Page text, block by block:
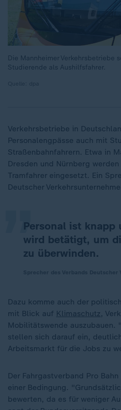
Die Mannheimer Verkehrsbetriebe
Studierende als Aushilfsfahrer.
Verkehrsbetriebe in
Personalengpässe auch mit
Straßenbahnfahrern. Etwa in
Dresden und Nürnberg
Tramfahrer eingesetzt. Ein
Deutscher
Personal ist knapp
wird betätigt, um
zu überwinden.
„
Dazu komme auch der
mit Blick auf Klimaschutz,
Mobilitätswende auszubauen.
stellen sich darauf ein,
Arbeitsmarkt für die Jobs zu
Der Fahrgastverband Pro
einer Bedingung.
bewerten, da es für weniger